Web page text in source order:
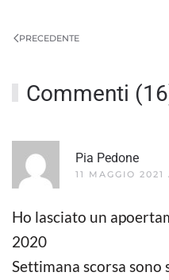
PRECEDENTE
Commenti
Pia Pedone
11 MAGGIO 2021
Ho lasciato un
2020
Settimana scorsa